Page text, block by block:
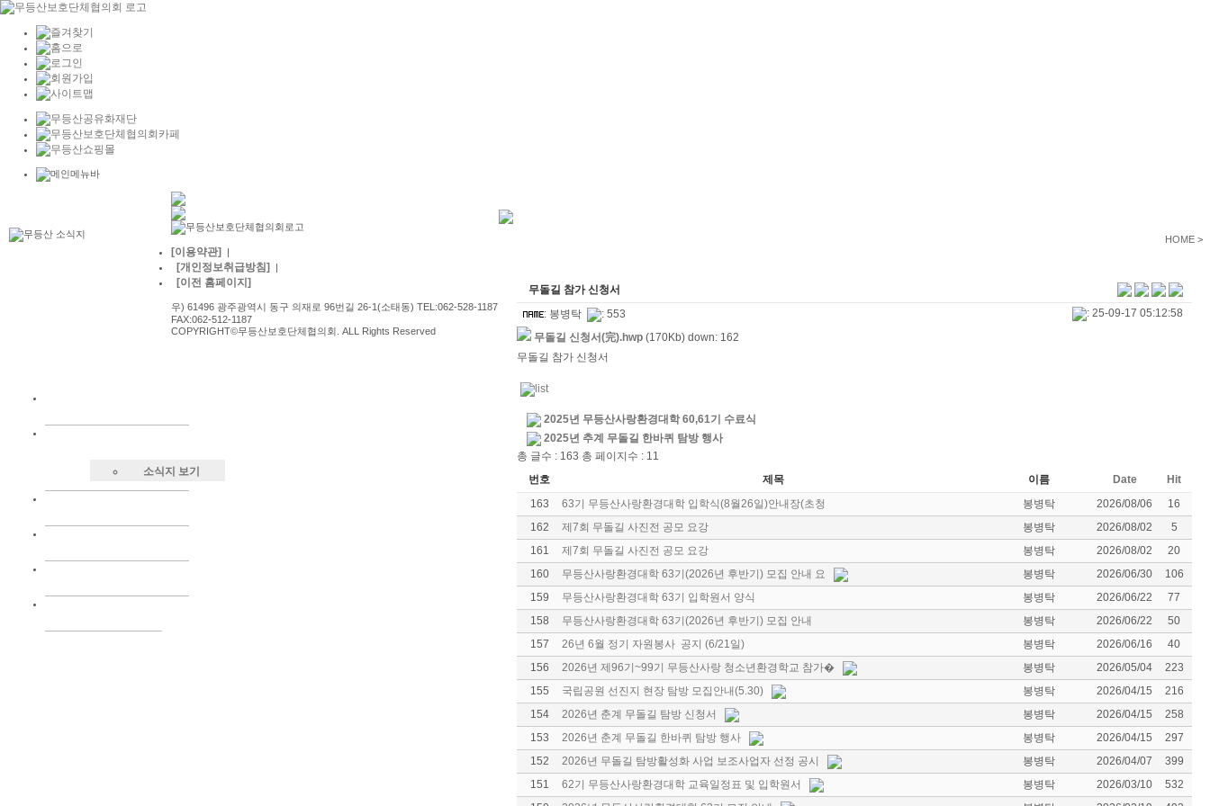
소식지 보기
HOME >
무돌길 참가 신청서
: 봉병탁 : 553
: 25-09-17 05:12:58
무돌길 신청서(完).hwp (170Kb) down: 162
무돌길 참가 신청서
2025년 무등산사랑환경대학 60,61기 수료식
2025년 추계 무돌길 한바퀴 탐방 행사
총 글수 : 163 총 페이지수 : 11
번호
제목 이름 Date
Hit
163
63기 무등산사랑환경대학 입학식(8월26일)안내장(초청 봉병탁 2026/08/06
16
162
제7회 무돌길 사진전 공모 요강 봉병탁 2026/08/02
5
161
제7회 무돌길 사진전 공모 요강 봉병탁 2026/08/02
20
160
무등산사랑환경대학 63기(2026년 후반기) 모집 안내 요 봉병탁 2026/06/30
106
159
무등산사랑환경대학 63기 입학원서 양식 봉병탁 2026/06/22
77
158
무등산사랑환경대학 63기(2026년 후반기) 모집 안내 봉병탁 2026/06/22
50
157
26년 6월 정기 자원봉사 공지 (6/21일) 봉병탁 2026/06/16
40
156
2026년 제96기~99기 무등산사랑 청소년환경학교 참가� 봉병탁 2026/05/04
223
155
국립공원 선진지 현장 탐방 모집안내(5.30) 봉병탁 2026/04/15
216
154
2026년 춘계 무돌길 탐방 신청서 봉병탁 2026/04/15
258
153
2026년 춘계 무돌길 한바퀴 탐방 행사 봉병탁 2026/04/15
297
152
2026년 무돌길 탐방활성화 사업 보조사업자 선정 공시 봉병탁 2026/04/07
399
151
62기 무등산사랑환경대학 교육일정표 및 입학원서 봉병탁 2026/03/10
532
[이용약관] |
[개인정보취급방침] |
[이전 홈페이지]
우) 61496 광주광역시 동구 의재로 96번길 26-1(소태동) TEL:062-528-1187
FAX:062-512-1187
COPYRIGHT©무등산보호단체협의회. ALL Rights Reserved